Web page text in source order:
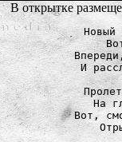
В открытке
Новый
И
На
Вот,